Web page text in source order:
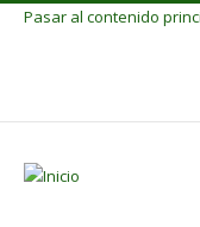
Pasar al contenido